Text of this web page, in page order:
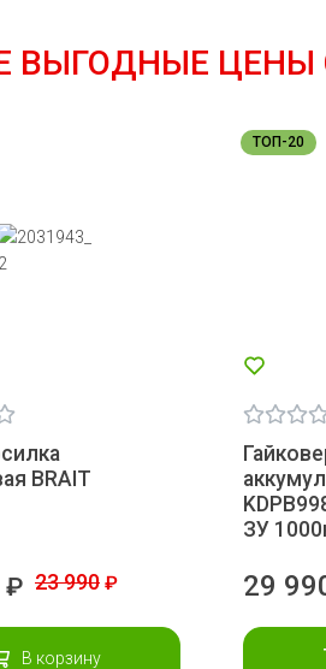
ВЫГОДНЫЕ ЦЕНЫ
BRAIT
₽ 23 990 ₽
В корзину
ТОП-20
ЗУ
29